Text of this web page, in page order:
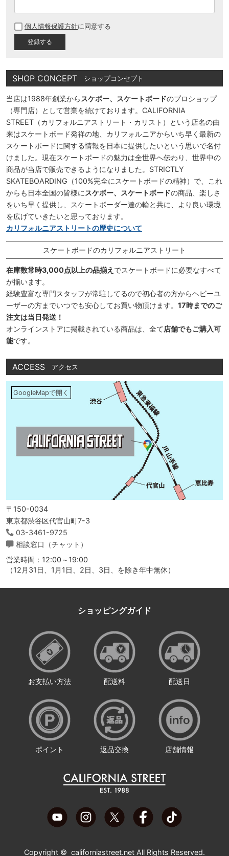
須
個人情報保護方針に同意する
SHOP CONCEPT ショップコンセプト
当店は1988年創業から スケボー、スケートボードのプロショップ
（専門店）として営業を続けております。CALIFORNIA
STREET（カリフォルニアストリート・カリスト）という店名の由
来はスケートボード発祥の地、カリフォルニアからいち早く最新の
スケートボードに関する情報を日本に提供したいという思いで名付
けました。現在スケートボードの魅力は全世界へ伝わり、世界中の
商品が当店で販売できるようになりました。STRICTLY
SKATEBOARDING（100%完全にスケートボードの精神）で、これ
からも日本全国の皆様に スケボー、スケートボードの商品、楽しさ
をいち早く提供し、スケートボーダー達の輪と共に、より良い環境
を広げていきたいと思っております。
カリフォルニアストリートの歴史について
スケートボードのカリフォルニアストリート
在庫数常時3,000点以上の品揃え でスケートボードに必要なすべて
が揃います。
経験豊富な専門スタッフが常駐してるので初心者の方からヘビーユ
ーザーの方までいつでも安心してお買い物頂けます。 17時までのご
注文は当日発送！
オンラインストアに掲載されている商品は、全て店舗でもご購入可
能です。
ACCESS アクセス
GoogleMapで開く
〒150-0034
東京都渋谷区代官山町7-3
03-3461-9725
相談窓口（チャット）
営業時間：12:00～19:00
（12月31日、1月1日、2日、3日、を除き年中無休）
ショッピングガイド
お支払い方法 配送料 配送日
ポイント 返品交換 店舗情報
Copyright © californiastreet.net All Rights Reserved.